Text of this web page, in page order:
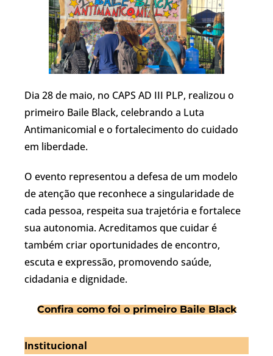
Dia 28 de maio, no CAPS AD III PLP, realizou o
primeiro Baile Black, celebrando a Luta
Antimanicomial e o fortalecimento do cuidado
em liberdade.
O evento representou a defesa de um modelo
de atenção que reconhece a singularidade de
cada pessoa, respeita sua trajetória e fortalece
sua autonomia. Acreditamos que cuidar é
também criar oportunidades de encontro,
escuta e expressão, promovendo saúde,
cidadania e dignidade.
Confira como foi o primeiro Baile Black
Institucional